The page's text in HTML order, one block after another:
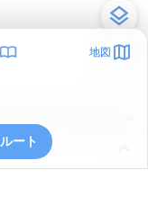
地図
ルート